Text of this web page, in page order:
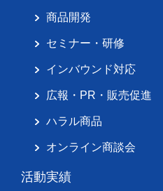
商品開発
セミナー・研修
インバウンド対応
広報・PR・販売促進
ハラル商品
オンライン商談会
活動実績